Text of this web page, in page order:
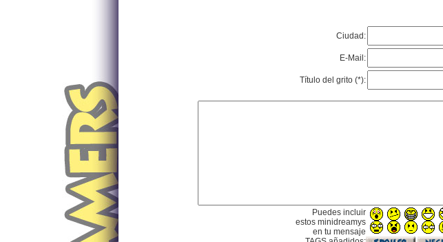
Ciudad:
E-Mail:
Título del grito (*):
Puedes incluir
estos minidreamys
en tu mensaje